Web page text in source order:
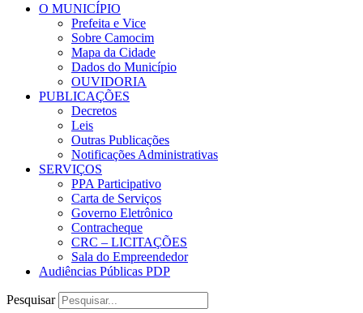
O MUNICÍPIO
Prefeita e Vice
Sobre Camocim
Mapa da Cidade
Dados do Município
OUVIDORIA
PUBLICAÇÕES
Decretos
Leis
Outras Publicações
Notificações Administrativas
SERVIÇOS
PPA Participativo
Carta de Serviços
Governo Eletrônico
Contracheque
CRC – LICITAÇÕES
Sala do Empreendedor
Audiências Públicas PDP
Pesquisar